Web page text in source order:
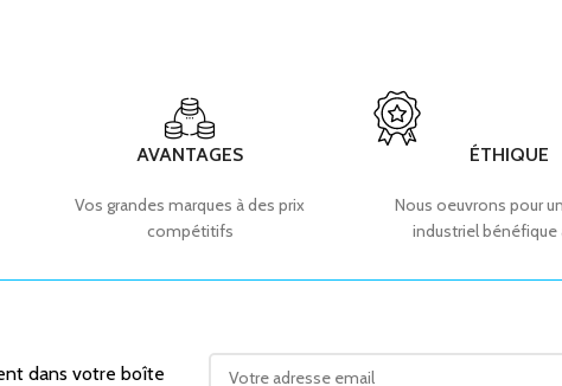
AVANTAGES
Vos grandes marques à des prix
compétitifs
ÉTHIQUE
Nous oeuvrons pour
industriel bénéfique
dans votre boîte